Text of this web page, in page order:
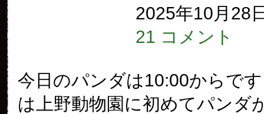
2025年10月28
21 コメント
今日のパンダは10:00からで
は上野動物園に初めてパンダ